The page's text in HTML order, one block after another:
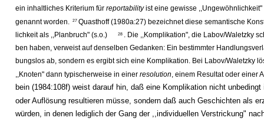
ein inhaltliches Kriterium fürreportabilityist eine gewisse
genannt worden.
27 Quasthoff (1980a:27) bezeichnet diese semantische
lichkeit als ,,Planbruch" (s.o.)
28 . Die ,,Komplikation", die Labov/Waletzky
ben haben, verweist auf denselben Gedanken: Ein bestimmter
bungslos ab, sondern es ergibt sich eine Komplikation. Bei Labov/Waletzky
,,Knoten" dann typischerweise in einerresolution, einem Resultat oder einer
bein (1984:108f) weist darauf hin, daß eine Komplikation nicht unbedingt
oder Auflösung resultieren müsse, sondern daß auch Geschichten als
würden, in denen lediglich der Gang der ,,individuellen Verstrickung"